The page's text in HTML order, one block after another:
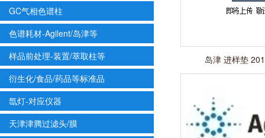
GC气相色谱柱
色谱耗材-Agilent/岛津等
样品前处理-装置/萃取柱等
衍生化/食品/药品等标准品
氙灯-对应仪器
天津津腾过滤头/膜
岛津 进样垫